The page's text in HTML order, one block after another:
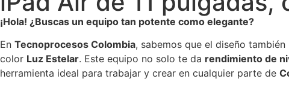
¡Hola! ¿Buscas un equipo tan potente como elegante?
En Tecnoprocesos Colombia, sabemos que el diseño
color Luz Estelar. Este equipo no solo te da rendimiento de
herramienta ideal para trabajar y crear en cualquier parte de